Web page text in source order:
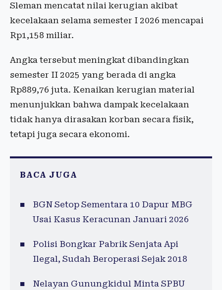
Sleman mencatat nilai kerugian akibat
kecelakaan selama semester I 2026 mencapai
Rp1,158 miliar.
Angka tersebut meningkat dibandingkan
semester II 2025 yang berada di angka
Rp889,76 juta. Kenaikan kerugian material
menunjukkan bahwa dampak kecelakaan
tidak hanya dirasakan korban secara fisik,
tetapi juga secara ekonomi.
BACA JUGA
BGN Setop Sementara 10 Dapur MBG
Usai Kasus Keracunan Januari 2026
Polisi Bongkar Pabrik Senjata Api
Ilegal, Sudah Beroperasi Sejak 2018
Nelayan Gunungkidul Minta SPBU